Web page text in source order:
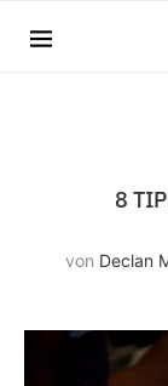
8
von Declan